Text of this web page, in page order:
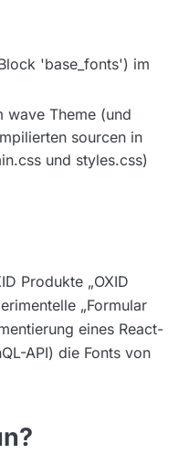
'base_fonts') im
wave Theme (und
sourcen in
und styles.css)
Produkte „OXID
„Formular
eines React-
API) die Fonts von